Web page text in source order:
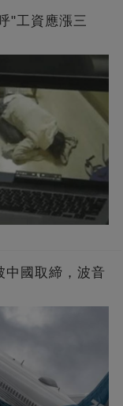
"工資應漲三
中國取締，波音